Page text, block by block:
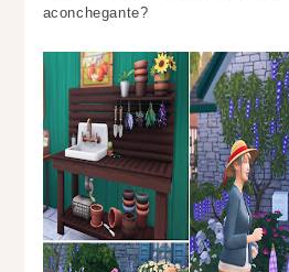
aconchegante?